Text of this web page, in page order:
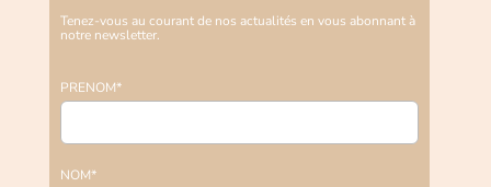
Tenez-vous au courant de nos actualités en vous abonnant à
notre newsletter.
PRENOM*
NOM*